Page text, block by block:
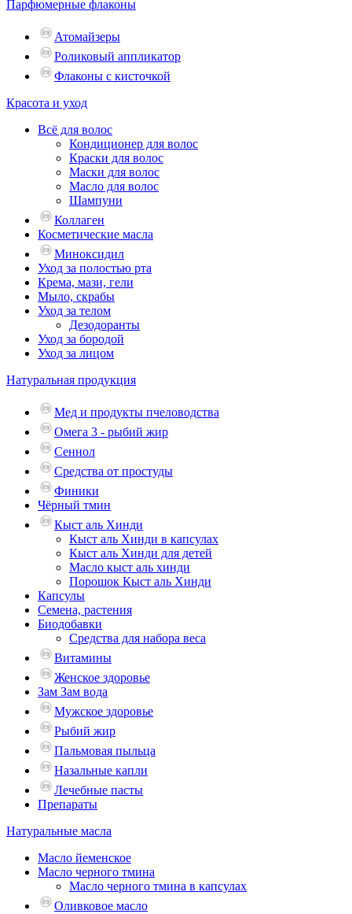
Парфюмерные флаконы
Атомайзеры
Роликовый аппликатор
Флаконы с кисточкой
Красота и уход
Всё для волос
Кондиционер для волос
Краски для волос
Маски для волос
Масло для волос
Шампуни
Коллаген
Косметические масла
Миноксидил
Уход за полостью рта
Крема, мази, гели
Мыло, скрабы
Уход за телом
Дезодоранты
Уход за бородой
Уход за лицом
Натуральная продукция
Мед и продукты пчеловодства
Омега 3 - рыбий жир
Сеннол
Средства от простуды
Финики
Чёрный тмин
Кыст аль Хинди
Кыст аль Хинди в капсулах
Кыст аль Хинди для детей
Масло кыст аль хинди
Порошок Кыст аль Хинди
Капсулы
Семена, растения
Биодобавки
Средства для набора веса
Витамины
Женское здоровье
Зам Зам вода
Мужское здоровье
Рыбий жир
Пальмовая пыльца
Назальные капли
Лечебные пасты
Препараты
Натуральные масла
Масло йеменское
Масло черного тмина
Масло черного тмина в капсулах
Оливковое масло